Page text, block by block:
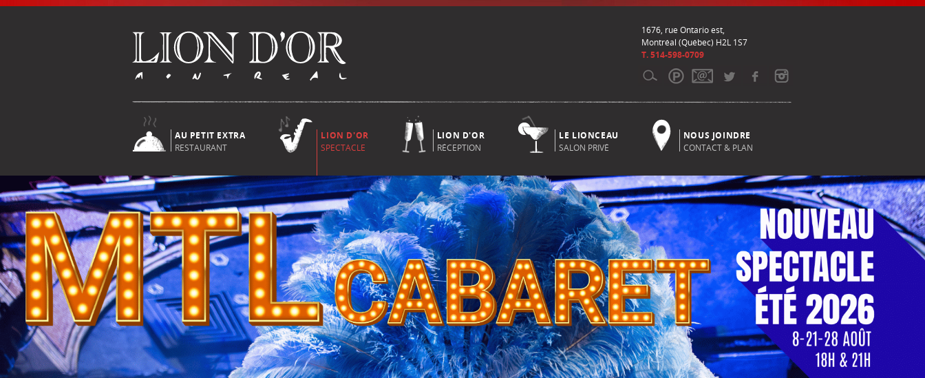
1676, rue Ontario est,
Montréal (Québec) H2L 1S7
T. 514-598-0709
AU PETIT EXTRA
RESTAURANT
LION D'OR
SPECTACLE
LION D'OR
RÉCEPTION
LE LIONCEAU
SALON PRIVÉ
NOUS JOINDRE
CONTACT & PLAN